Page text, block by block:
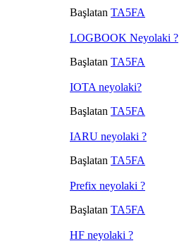
Başlatan TA5FA
LOGBOOK Neyolaki ?
Başlatan TA5FA
IOTA neyolaki?
Başlatan TA5FA
IARU neyolaki ?
Başlatan TA5FA
Prefix neyolaki ?
Başlatan TA5FA
HF neyolaki ?